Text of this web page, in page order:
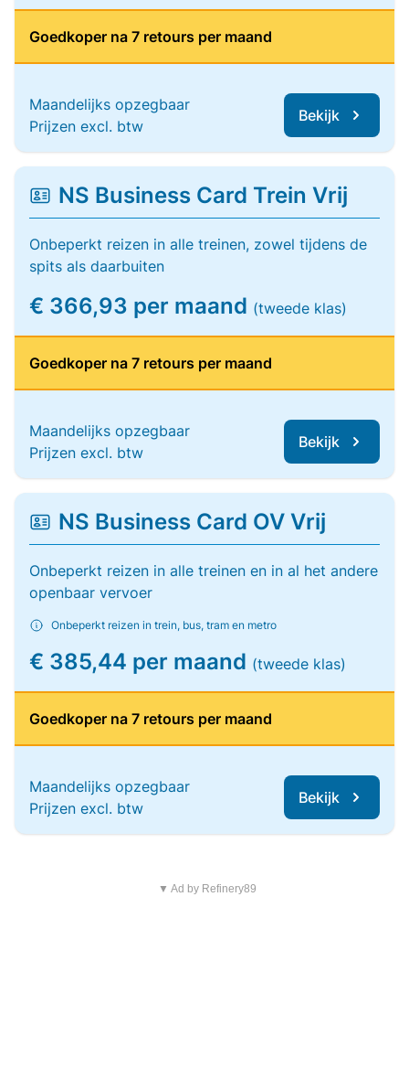
Goedkoper na 7 retours per maand
Maandelijks opzegbaar
Prijzen excl. btw
Bekijk
NS Business Card Trein Vrij
Onbeperkt reizen in alle treinen, zowel tijdens de
spits als daarbuiten
€ 366,93 per maand (tweede klas)
Goedkoper na 7 retours per maand
Maandelijks opzegbaar
Prijzen excl. btw
Bekijk
NS Business Card OV Vrij
Onbeperkt reizen in alle treinen en in al het andere
openbaar vervoer
Onbeperkt reizen in trein, bus, tram en metro
€ 385,44 per maand (tweede klas)
Goedkoper na 7 retours per maand
Maandelijks opzegbaar
Prijzen excl. btw
Bekijk
▼ Ad by Refinery89